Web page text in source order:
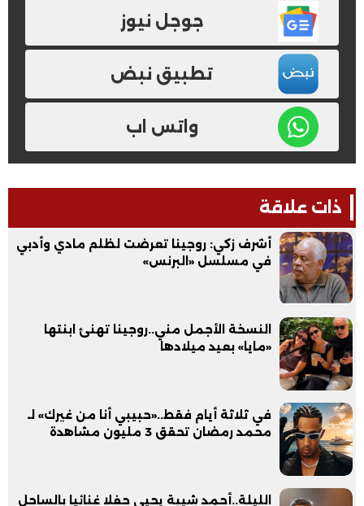
جوجل نيوز
تطبيق نبض
واتس اب
ذات علاقة
أشرف زكي: روجينا تعرضت لظلم مادي وأدبي
في مسلسل «البرنس»
النسخة الأجمل مني..روجينا تهنئ ابنتها
«مايا» بعيد ميلادها
في ثلاثة أيام فقط..«حبيبي أنا من غيرك» لـ
محمد رمضان تحقق 3 مليون مشاهدة
الليلة..أحمد شيبة يحيي حفلا غنائيا بالساحل